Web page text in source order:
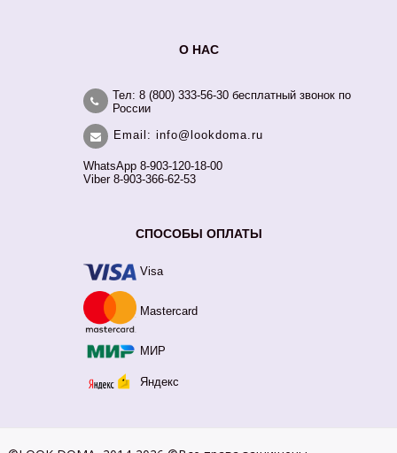
О НАС
Тел: 8 (800) 333-56-30 бесплатный звонок по
России
Email: info@lookdoma.ru
WhatsApp 8-903-120-18-00
Viber 8-903-366-62-53
СПОСОБЫ ОПЛАТЫ
Visa
Mastercard
МИР
Яндекс